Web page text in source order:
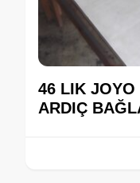
46 LIK JOYO
ARDIÇ